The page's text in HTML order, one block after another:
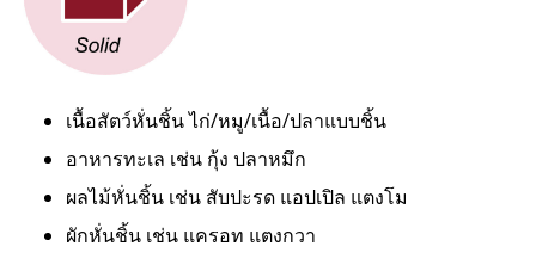
เนื้อสัตว์หั่นชิ้น ไก่/หมู/เนื้อ/ปลาแบบชิ้น
อาหารทะเล เช่น กุ้ง ปลาหมึก
ผลไม้หั่นชิ้น เช่น สับปะรด แอปเปิล แตงโม
ผักหั่นชิ้น เช่น แครอท แตงกวา